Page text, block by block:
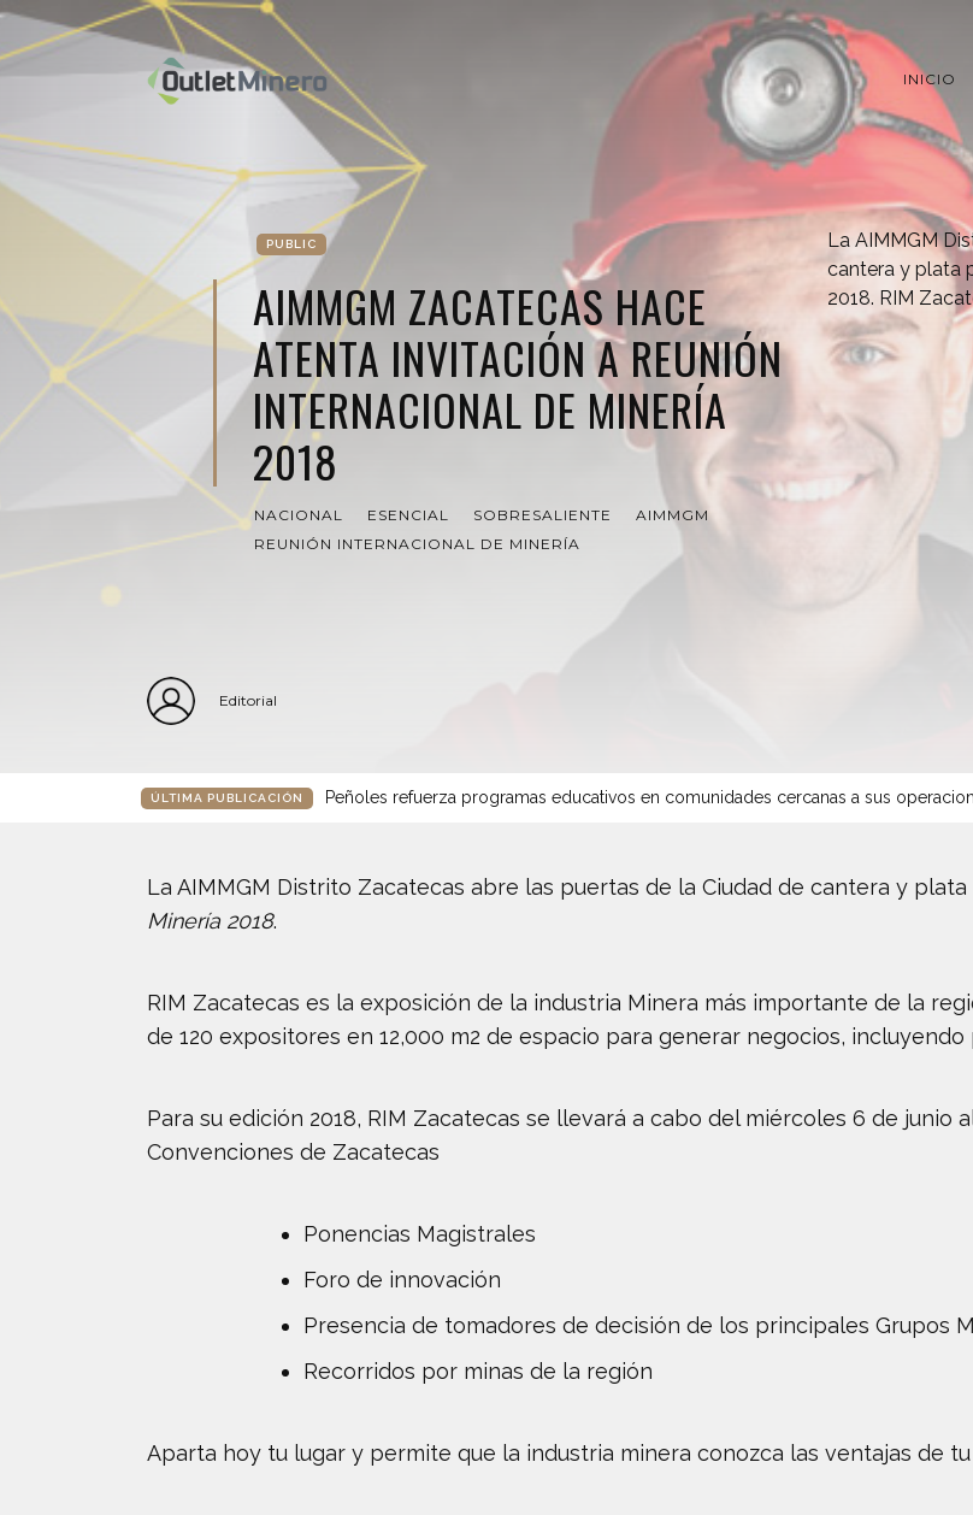
INICIO
PUBLIC
AIMMGM ZACATECAS HACE
ATENTA INVITACIÓN A REUNIÓN
INTERNACIONAL DE MINERÍA
2018
NACIONAL ESENCIAL SOBRESALIENTE
AIMMGM
REUNIÓN INTERNACIONAL DE MINERÍA
La AIMMGM
cantera y plata
2018. RIM
Editorial
ÚLTIMA PUBLICACIÓN Peñoles refuerza programas educativos en comunidades cercanas a sus
La AIMMGM Distrito Zacatecas abre las puertas de la Ciudad de cantera y
Minería 2018.
RIM Zacatecas es la exposición de la industria Minera más importante de la
de 120 expositores en 12,000 m2 de espacio para generar negocios,
Para su edición 2018, RIM Zacatecas se llevará a cabo del miércoles 6 de junio
Convenciones de Zacatecas
Ponencias Magistrales
Foro de innovación
Presencia de tomadores de decisión de los principales Grupos
Recorridos por minas de la región
Aparta hoy tu lugar y permite que la industria minera conozca las ventajas de